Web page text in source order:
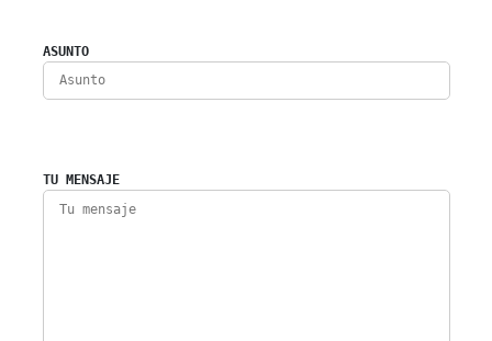
ASUNTO
TU MENSAJE